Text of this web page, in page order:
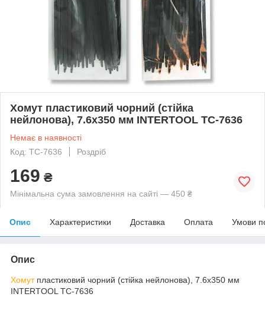
Хомут пластиковий чорний (стійка
нейлонова), 7.6x350 мм INTERTOOL TC-7636
Немає в наявності
Код: TC-7636
Роздріб
169 ₴
Мінімальна сума замовлення на сайті — 450 ₴
Опис Характеристики Доставка Оплата Умови
Опис
Хомутпластиковий чорний (стійка нейлонова), 7.6x350 мм
INTERTOOL TC-7636